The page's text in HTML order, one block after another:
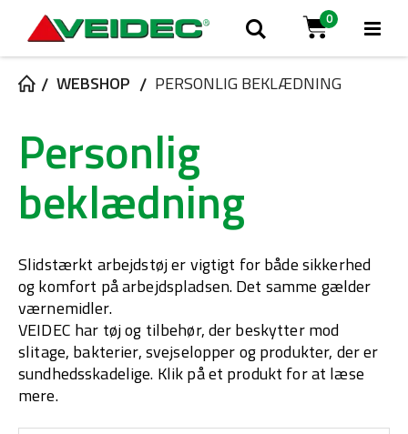
Cart
0
WEBSHOP PERSONLIG BEKLÆDNING
Personlig
beklædning
Slidstærkt arbejdstøj er vigtigt for både sikkerhed
og komfort på arbejdspladsen. Det samme gælder
værnemidler.
VEIDEC har tøj og tilbehør, der beskytter mod
slitage, bakterier, svejselopper og produkter, der er
sundhedsskadelige. Klik på et produkt for at læse
mere.